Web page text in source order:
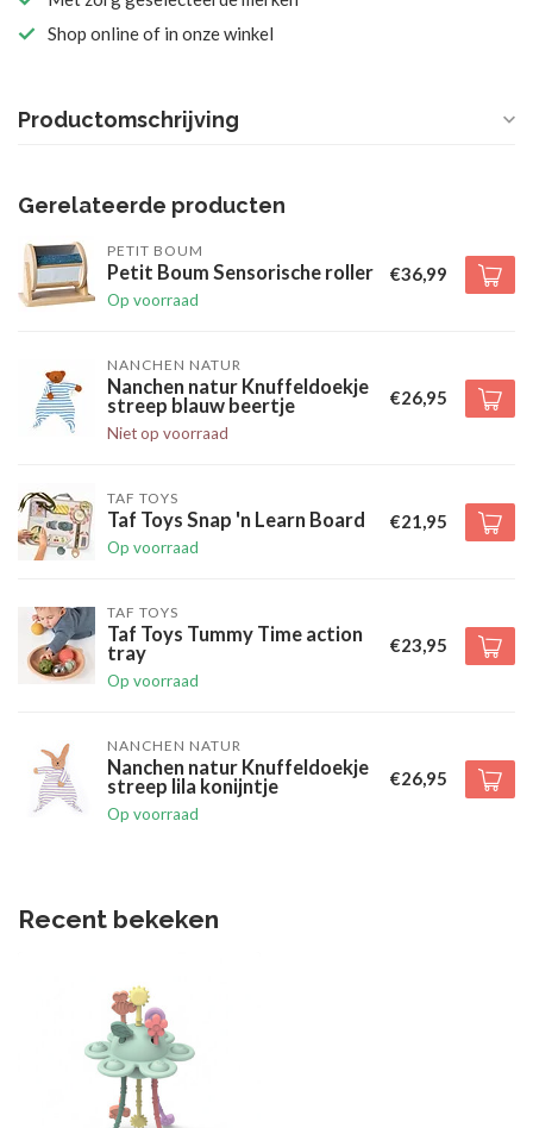
Shop online of in onze winkel
Productomschrijving
Gerelateerde producten
PETIT BOUM
Petit Boum Sensorische roller
Op voorraad
€36,99
NANCHEN NATUR
Nanchen natur Knuffeldoekje
streep blauw beertje
Niet op voorraad
€26,95
TAF TOYS
Taf Toys Snap 'n Learn Board
Op voorraad
€21,95
TAF TOYS
Taf Toys Tummy Time action
tray
Op voorraad
€23,95
NANCHEN NATUR
Nanchen natur Knuffeldoekje
streep lila konijntje
Op voorraad
€26,95
Recent bekeken